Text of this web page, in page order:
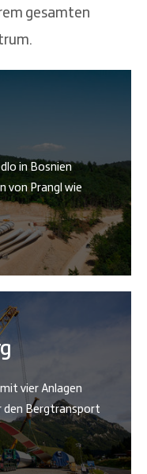
gesamten
in Bosnien
von Prangl wie
vier Anlagen
den Bergtransport